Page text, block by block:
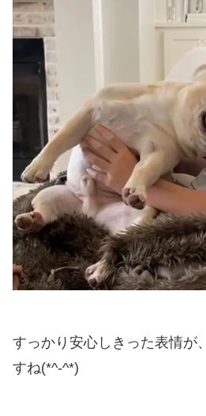
すっかり安心しきった表情が
すね(*^-^*)